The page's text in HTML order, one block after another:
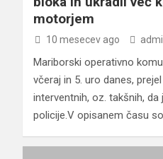
motorjem
10 mesecev ago
Mariborski operativno
včeraj in 5. uro danes,
interventnih, oz. takšnih,
policije.V opisanem času